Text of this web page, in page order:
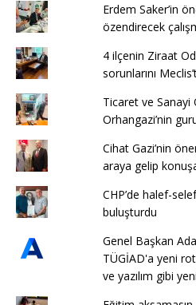
Erdem Saker’in
özendirecek
4 ilçenin Ziraat
sorunlarını
Ticaret ve Sanayi
Orhangazi’nin
Cihat Gazi’nin
araya gelip
CHP’de halef-
buluşturdu
Genel Başkan
TÜGİAD'a yeni
ve yazılım gibi